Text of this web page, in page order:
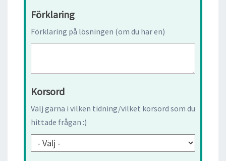
Förklaring
Förklaring på lösningen (om du har en)
Korsord
Välj gärna i vilken tidning/vilket korsord som du
hittade frågan :)